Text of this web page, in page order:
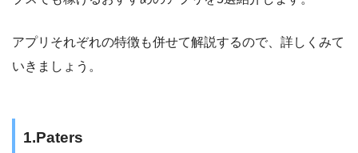
アプリそれぞれの特徴も併せて解説するので、詳しくみて
いきましょう。
1.Paters